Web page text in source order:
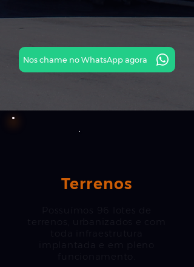
Nos chame no WhatsApp agora
Terrenos